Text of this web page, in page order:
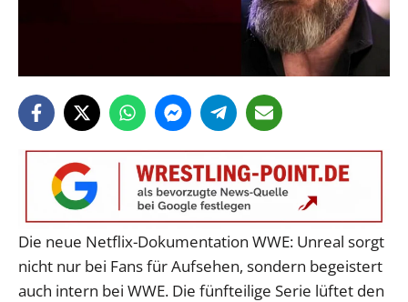
Die neue Netflix-Dokumentation WWE: Unreal sorgt
nicht nur bei Fans für Aufsehen, sondern begeistert
auch intern bei WWE. Die fünfteilige Serie lüftet den